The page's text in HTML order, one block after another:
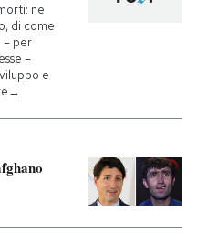
ne
di come
– per
–
e